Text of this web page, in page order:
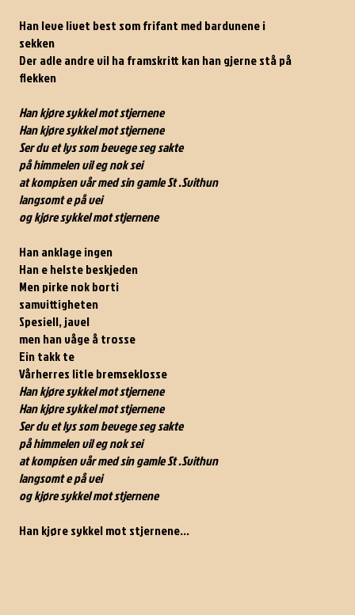
Han leve livet best som frifant med bardunene i
sekken
Der adle andre vil ha framskritt kan han gjerne stå på
flekken
Han kjøre sykkel mot stjernene
Han kjøre sykkel mot stjernene
Ser du et lys som bevege seg sakte
på himmelen vil eg nok sei
at kompisen vår med sin gamle St .Svithun
langsomt e på vei
og kjøre sykkel mot stjernene
Han anklage ingen
Han e helste beskjeden
Men pirke nok borti
samvittigheten
Spesiell, javel
men han våge å trosse
Ein takk te
Vårherres litle bremseklosse
Han kjøre sykkel mot stjernene
Han kjøre sykkel mot stjernene
Ser du et lys som bevege seg sakte
på himmelen vil eg nok sei
at kompisen vår med sin gamle St .Svithun
langsomt e på vei
og kjøre sykkel mot stjernene
Han kjøre sykkel mot stjernene...